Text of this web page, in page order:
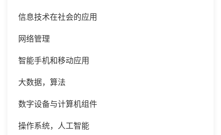
信息技术在社会的应用
网络管理
智能手机和移动应用
大数据，算法
数字设备与计算机组件
操作系统，人工智能